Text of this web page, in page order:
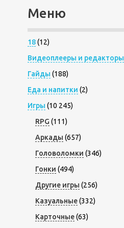
Меню
18(12)
Видеоплееры и редакторы
Гайды (188)
Еда и напитки (2)
Игры (10 245)
RPG (111)
Аркады (657)
Головоломки (346)
Гонки (494)
Другие игры (256)
Казуальные(332)
Карточные(63)